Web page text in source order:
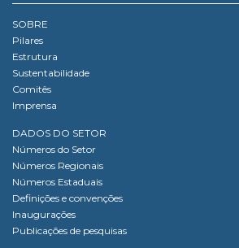
SOBRE
Pilares
Estrutura
Sustentabilidade
Comitês
Imprensa
DADOS DO SETOR
Números do Setor
Números Regionais
Números Estaduais
Definições e convenções
Inaugurações
Publicações de pesquisas